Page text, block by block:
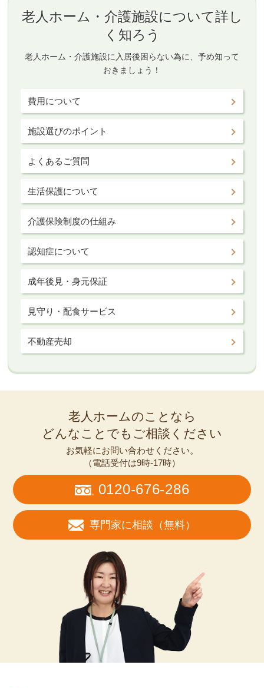
老人ホーム・介護施設について詳し
く知ろう
老人ホーム・介護施設に入居後困らない為に、予め知って
おきましょう！
費用について
施設選びのポイント
よくあるご質問
生活保護について
介護保険制度の仕組み
認知症について
成年後見・身元保証
見守り・配食サービス
不動産売却
老人ホームのことなら
どんなことでもご相談ください
お気軽にお問い合わせください。
（電話受付は9時-17時）
0120-676-286
専門家に相談（無料）